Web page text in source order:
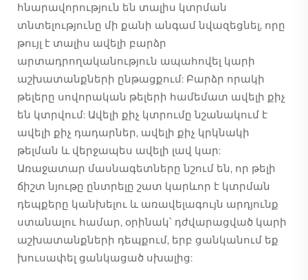
հնարավորություն են տալիս կտրման
տնտելությունը մի քանի անգամ նվազեցնել, որը
թույլ է տալիս ավելի բարձր
արտադրողականություն ապահովել կարի
աշխատանքների ընթացքում: Բարձր որակի
թելերը սովորական թելերի համեմատ ավելի քիչ
են կտրվում: Ավելի քիչ կտրումը նշանակում է
ավելի քիչ դադարներ, ավելի քիչ կրկնակի
թելման և վերջապես ավելի լավ կար:
Առաջատար մասնագետները նշում են, որ թելի
ճիշտ նյութը ընտրելը շատ կարևոր է կտրման
դեպքերը կանխելու և առավելագույն արդյունք
ստանալու համար, օրինակ՝ դժվարացված կարի
աշխատանքների դեպքում, երբ ցանկանում եք
խուսափել ցանկացած սխալից: